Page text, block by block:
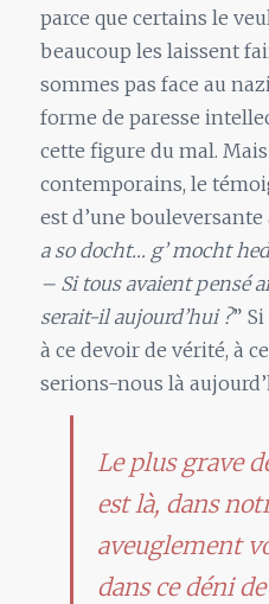
parce que certains le
beaucoup les laissent
sommes pas face au
forme de paresse
cette figure du mal.
contemporains, le
est d’une bouleversante
a so docht… g’ mocht
– Si tous avaient pensé
serait-il aujourd’hui ?”
à ce devoir de vérité, à
serions-nous là
Le plus grave
est là, dans
aveuglement
dans ce déni